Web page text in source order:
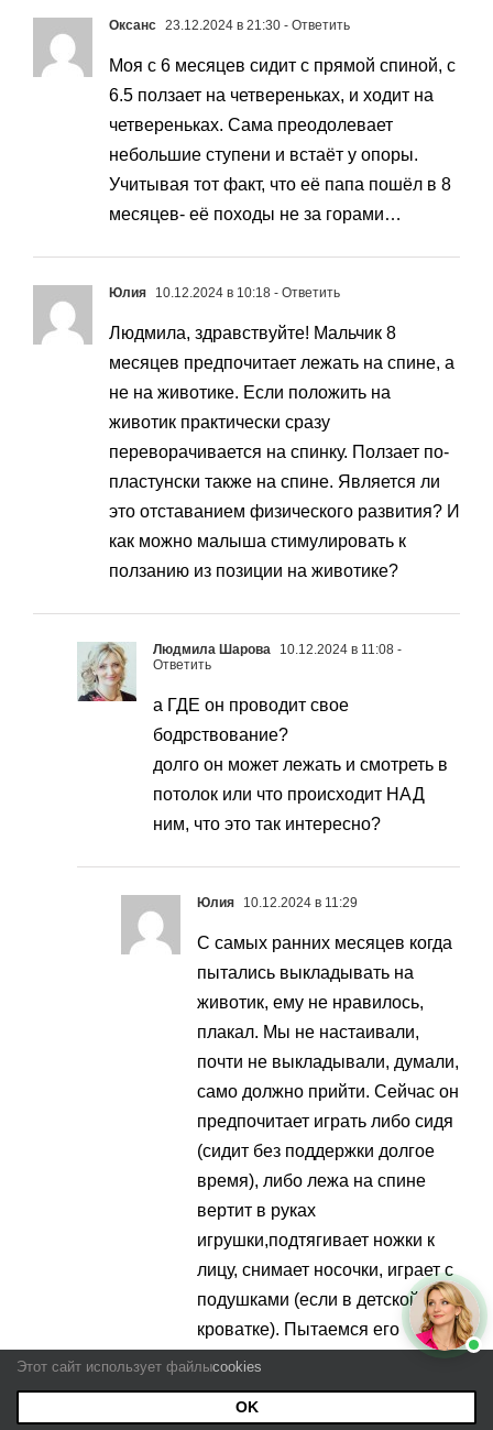
Оксанс 23.12.2024 в 21:30 - Ответить
Моя с 6 месяцев сидит с прямой спиной, с
6.5 ползает на четвереньках, и ходит на
четвереньках. Сама преодолевает
небольшие ступени и встаёт у опоры.
Учитывая тот факт, что её папа пошёл в 8
месяцев- её походы не за горами…
Юлия 10.12.2024 в 10:18 - Ответить
Людмила, здравствуйте! Мальчик 8
месяцев предпочитает лежать на спине, а
не на животике. Если положить на
животик практически сразу
переворачивается на спинку. Ползает по-
пластунски также на спине. Является ли
это отставанием физического развития? И
как можно малыша стимулировать к
ползанию из позиции на животике?
Людмила Шарова 10.12.2024 в 11:08 -
Ответить
а ГДЕ он проводит свое
бодрствование?
долго он может лежать и смотреть в
потолок или что происходит НАД
ним, что это так интересно?
Юлия 10.12.2024 в 11:29
С самых ранних месяцев когда
пытались выкладывать на
животик, ему не нравилось,
плакал. Мы не настаивали,
почти не выкладывали, думали,
само должно прийти. Сейчас он
предпочитает играть либо сидя
(сидит без поддержки долгое
время), либо лежа на спине
вертит в руках
игрушки,подтягивает ножки к
лицу, снимает носочки, играет с
подушками (если в детской
кроватке). Пытаемся его
перевернуть на животик —
только если насильно его так
удерживать, сам же
Этот сайт использует файлыcookies
OK